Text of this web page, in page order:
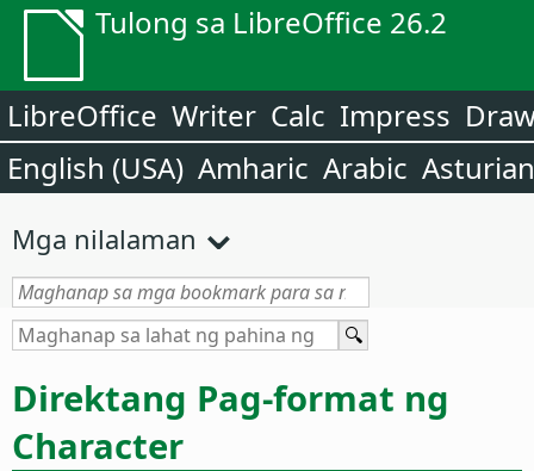
Tulong sa LibreOffice 26.2
LibreOffice Writer Calc Impress
English (USA) Amharic Arabic Asturian
Mga nilalaman
Direktang Pag-format ng
Character